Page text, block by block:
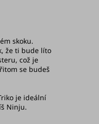
skoku.
že ti bude líto
což je
se budeš
je ideální
Ninju.